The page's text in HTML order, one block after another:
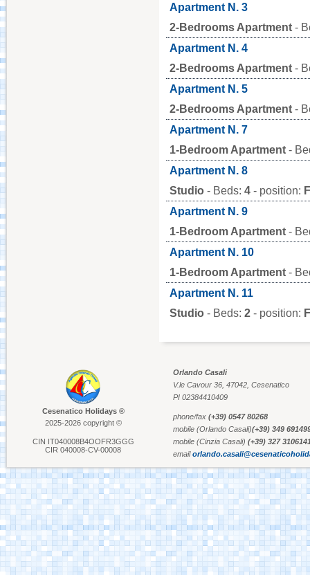
Marino Moretti's
House - Cesenatico
Atlantica Cesenatico
EuroCamp Cesenatico
Spazio Pantani - Marco
Pantani's Museum
Cesenatico
Apartment N. 3
2-Bedrooms Apartment -
Apartment N. 4
2-Bedrooms Apartment -
Apartment N. 5
2-Bedrooms Apartment -
Apartment N. 7
1-Bedroom Apartment -
Apartment N. 8
Studio - Beds: 4 - position:
Apartment N. 9
1-Bedroom Apartment -
Apartment N. 10
1-Bedroom Apartment -
Apartment N. 11
Studio - Beds: 2 - position:
Cesenatico Holidays ®
2025-2026 copyright ©
CIN IT040008B4OOFR3GGG
CIR 040008-CV-00008
Orlando Casali
V.le Cavour 36, 47042, Cesenatico
PI 02384410409
phone/fax (+39) 0547 80268
mobile (Orlando Casali)(+39) 349
mobile (Cinzia Casali) (+39) 327
email